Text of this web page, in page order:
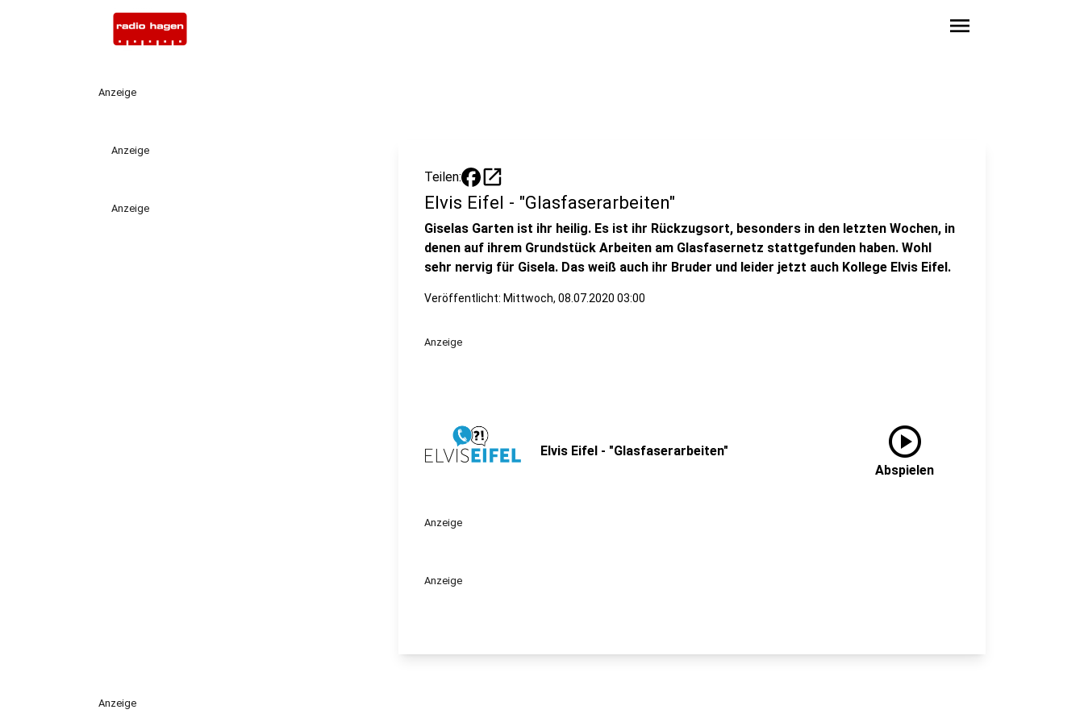
menu
Anzeige
Anzeige
Anzeige
Teilen: open_in_new
Elvis Eifel - "Glasfaserarbeiten"
Giselas Garten ist ihr heilig. Es ist ihr Rückzugsort, besonders in den letzten Wochen, in
denen auf ihrem Grundstück Arbeiten am Glasfasernetz stattgefunden haben. Wohl
sehr nervig für Gisela. Das weiß auch ihr Bruder und leider jetzt auch Kollege Elvis Eifel.
Veröffentlicht: Mittwoch, 08.07.2020 03:00
Anzeige
Elvis Eifel - "Glasfaserarbeiten" play_circle
Abspielen
Anzeige
Anzeige
Anzeige